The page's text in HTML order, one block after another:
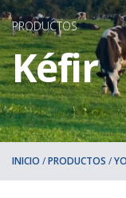
PRODUCTOS
Kéfir
INICIO /PRODUCTOS /